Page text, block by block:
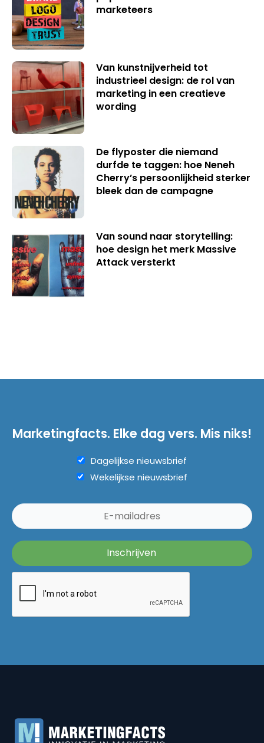
marketeers
Van kunstnijverheid tot
industrieel design: de rol van
marketing in een creatieve
wording
De flyposter die niemand
durfde te taggen: hoe Neneh
Cherry’s persoonlijkheid sterker
bleek dan de campagne
Van sound naar storytelling:
hoe design het merk Massive
Attack versterkt
Marketingfacts. Elke dag vers. Mis niks!
Dagelijkse nieuwsbrief
Wekelijkse nieuwsbrief